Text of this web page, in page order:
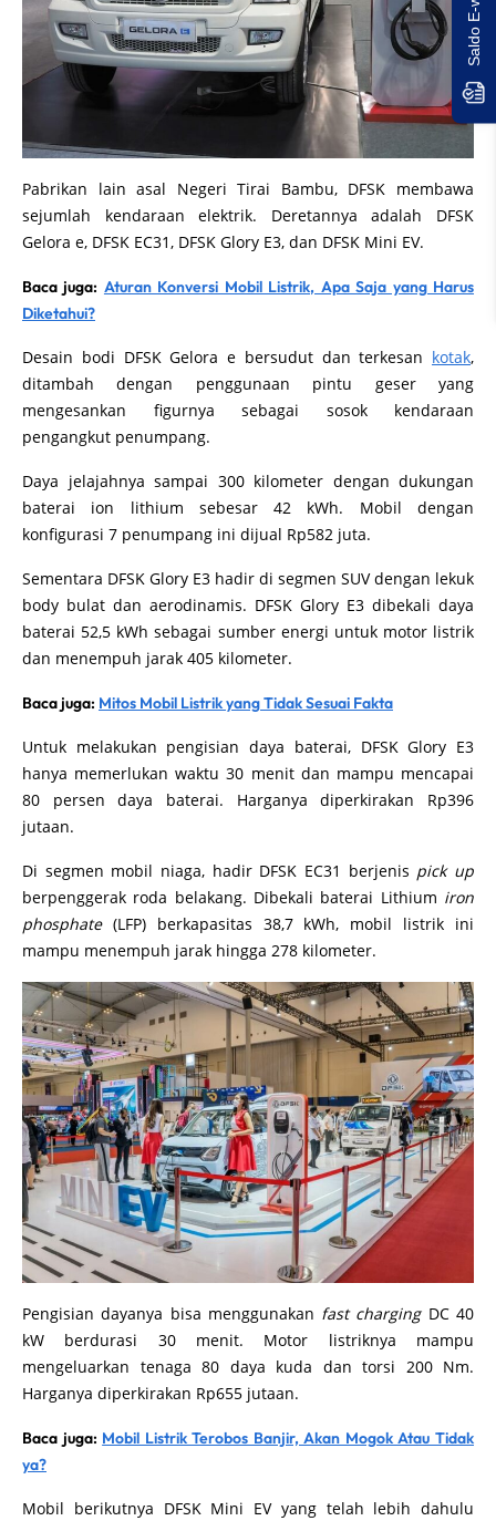
Pabrikan lain asal Negeri Tirai Bambu, DFSK membawa
sejumlah kendaraan elektrik. Deretannya adalah DFSK
Gelora e, DFSK EC31, DFSK Glory E3, dan DFSK Mini EV.
Baca juga: Aturan Konversi Mobil Listrik, Apa Saja yang Harus
Diketahui?
Desain bodi DFSK Gelora e bersudut dan terkesan kotak,
ditambah dengan penggunaan pintu geser yang
mengesankan figurnya sebagai sosok kendaraan
pengangkut penumpang.
Daya jelajahnya sampai 300 kilometer dengan dukungan
baterai ion lithium sebesar 42 kWh. Mobil dengan
konfigurasi 7 penumpang ini dijual Rp582 juta.
Sementara DFSK Glory E3 hadir di segmen SUV dengan lekuk
body bulat dan aerodinamis. DFSK Glory E3 dibekali daya
baterai 52,5 kWh sebagai sumber energi untuk motor listrik
dan menempuh jarak 405 kilometer.
Baca juga: Mitos Mobil Listrik yang Tidak Sesuai Fakta
Untuk melakukan pengisian daya baterai, DFSK Glory E3
hanya memerlukan waktu 30 menit dan mampu mencapai
80 persen daya baterai. Harganya diperkirakan Rp396
jutaan.
Di segmen mobil niaga, hadir DFSK EC31 berjenis pick up
berpenggerak roda belakang. Dibekali baterai Lithium iron
phosphate (LFP) berkapasitas 38,7 kWh, mobil listrik ini
mampu menempuh jarak hingga 278 kilometer.
Pengisian dayanya bisa menggunakan fast charging DC 40
kW berdurasi 30 menit. Motor listriknya mampu
mengeluarkan tenaga 80 daya kuda dan torsi 200 Nm.
Harganya diperkirakan Rp655 jutaan.
Baca juga: Mobil Listrik Terobos Banjir, Akan Mogok Atau Tidak
ya?
Mobil berikutnya DFSK Mini EV yang telah lebih dahulu